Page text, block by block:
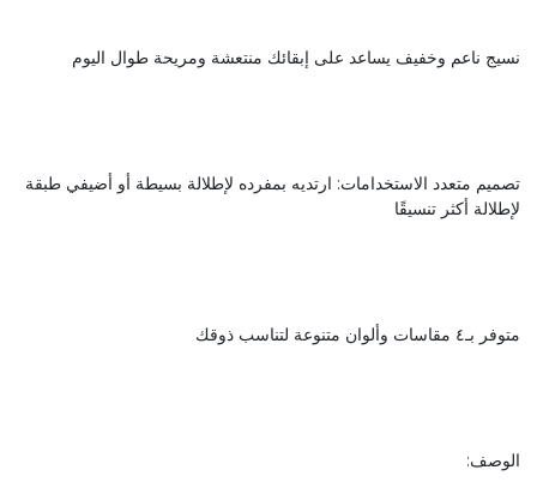
نسيج ناعم وخفيف يساعد على إبقائك منتعشة ومريحة طوال اليوم
تصميم متعدد الاستخدامات: ارتديه بمفرده لإطلالة بسيطة أو أضيفي طبقة
لإطلالة أكثر تنسيقًا
متوفر بـ٤ مقاسات وألوان متنوعة لتناسب ذوقك
الوصف: